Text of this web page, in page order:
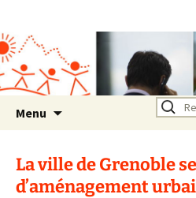
Rhône Alpes
Un environnement sain pour
la santé de tous
Menu
La ville de Grenoble
d’aménagement